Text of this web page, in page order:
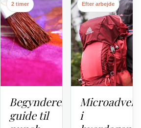
2 timer
Begynderens
guide til
Efter arbejde
i